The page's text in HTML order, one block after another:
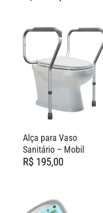
Alça para Vaso
Sanitário – Mobil
R$195,00